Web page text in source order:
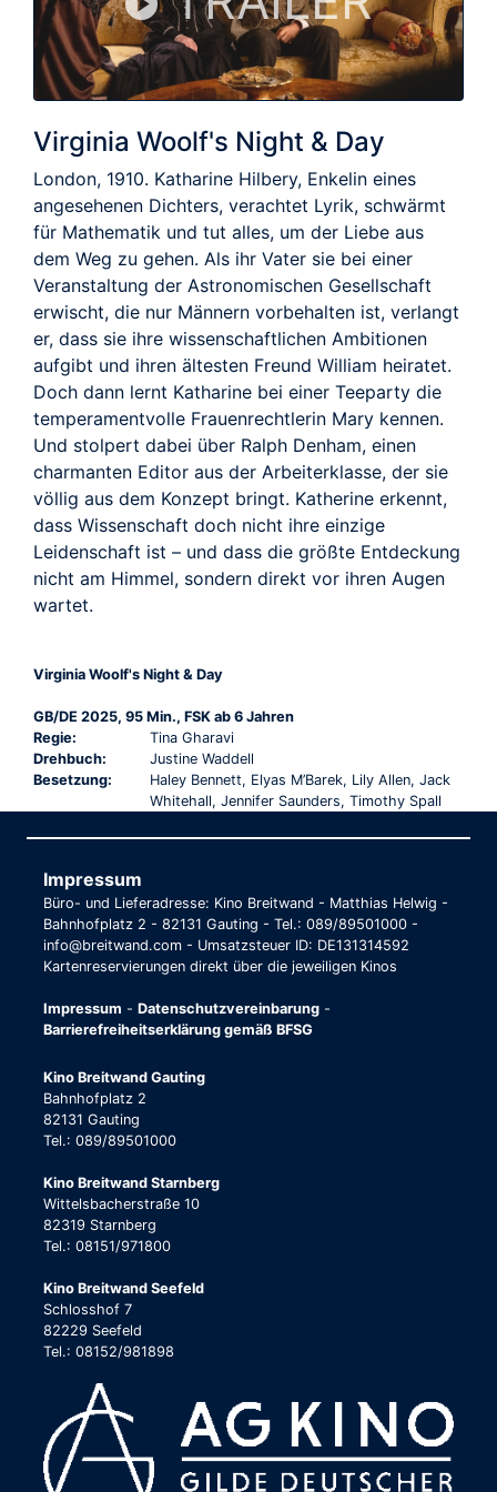
Virginia Woolf's Night & Day
London, 1910. Katharine Hilbery, Enkelin eines
angesehenen Dichters, verachtet Lyrik, schwärmt
für Mathematik und tut alles, um der Liebe aus
dem Weg zu gehen. Als ihr Vater sie bei einer
Veranstaltung der Astronomischen Gesellschaft
erwischt, die nur Männern vorbehalten ist, verlangt
er, dass sie ihre wissenschaftlichen Ambitionen
aufgibt und ihren ältesten Freund William heiratet.
Doch dann lernt Katharine bei einer Teeparty die
temperamentvolle Frauenrechtlerin Mary kennen.
Und stolpert dabei über Ralph Denham, einen
charmanten Editor aus der Arbeiterklasse, der sie
völlig aus dem Konzept bringt. Katherine erkennt,
dass Wissenschaft doch nicht ihre einzige
Leidenschaft ist – und dass die größte Entdeckung
nicht am Himmel, sondern direkt vor ihren Augen
wartet.
Virginia Woolf's Night & Day
GB/DE 2025, 95 Min., FSK ab 6 Jahren
Regie:
Tina Gharavi
Drehbuch:
Justine Waddell
Besetzung:
Haley Bennett, Elyas M’Barek, Lily Allen, Jack
Whitehall, Jennifer Saunders, Timothy Spall
Impressum
Büro- und Lieferadresse: Kino Breitwand - Matthias Helwig -
Bahnhofplatz 2 - 82131 Gauting - Tel.: 089/89501000 -
info@breitwand.com - Umsatzsteuer ID: DE131314592
Kartenreservierungen direkt über die jeweiligen Kinos
Impressum - Datenschutzvereinbarung -
Barrierefreiheitserklärung gemäß BFSG
Kino Breitwand Gauting
Bahnhofplatz 2
82131 Gauting
Tel.: 089/89501000
Kino Breitwand Starnberg
Wittelsbacherstraße 10
82319 Starnberg
Tel.: 08151/971800
Kino Breitwand Seefeld
Schlosshof 7
82229 Seefeld
Tel.: 08152/981898